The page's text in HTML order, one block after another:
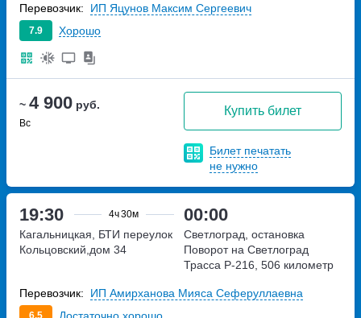
~ 4 900 руб.
Вс
Купить билет
Билет печатать
не нужно
7.9 Хорошо
Перевозчик: ИП Яцунов Максим Сергеевич
19:30 4ч30м 00:00
Кагальницкая, БТИ переулок
Кольцовский,дом 34
Светлоград, остановка
Поворот на Светлоград
Трасса Р-216, 506 километр
Достаточно хорошо
Перевозчик: ИП Амирханова Мияса Сеферуллаевна